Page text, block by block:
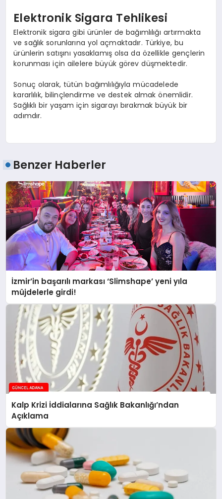
Elektronik Sigara Tehlikesi
Elektronik sigara gibi ürünler de bağımlılığı artırmakta
ve sağlık sorunlarına yol açmaktadır. Türkiye, bu
ürünlerin satışını yasaklamış olsa da özellikle gençlerin
korunması için ailelere büyük görev düşmektedir.
Sonuç olarak, tütün bağımlılığıyla mücadelede
kararlılık, bilinçlendirme ve destek almak önemlidir.
Sağlıklı bir yaşam için sigarayı bırakmak büyük bir
adımdır.
Benzer Haberler
İzmir’in başarılı markası ‘Slimshape’ yeni yıla
müjdelerle girdi!
Kalp Krizi İddialarına Sağlık Bakanlığı’ndan
Açıklama